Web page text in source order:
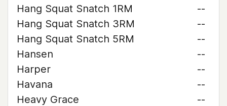
Hang Squat Snatch 1RM
--
Hang Squat Snatch 3RM
--
Hang Squat Snatch 5RM
--
Hansen
--
Harper
--
Havana
--
Heavy Grace
--